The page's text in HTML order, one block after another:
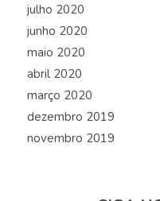
julho 2020
junho 2020
maio 2020
abril 2020
março 2020
dezembro 2019
novembro 2019